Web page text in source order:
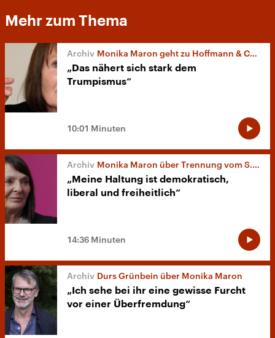
Mehr zum Thema
Monika Maron geht zu Hoffmann & Campe
„Das nähert sich stark dem
Trumpismus“
10:01 Minuten
Monika Maron über Trennung vom S. Fischer Verlag
„Meine Haltung ist demokratisch,
liberal und freiheitlich“
14:36 Minuten
Durs Grünbein über Monika Maron
„Ich sehe bei ihr eine gewisse Furcht
vor einer Überfremdung“